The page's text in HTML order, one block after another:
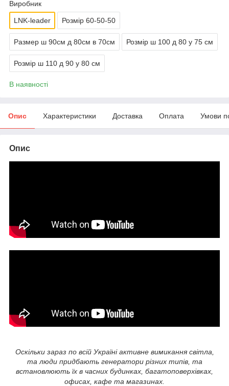
Виробник
LNK-leader Розмір 60-50-50
Размер ш 90см д 80см в 70см Розмір ш 100 д 80 у 75 см
Розмір ш 110 д 90 у 80 см
В наявності
Опис Характеристики Доставка Оплата Умови
Опис
Оскільки зараз по всій Україні активне вимикання світла,
та люди придбають генератори різних типів, та
встановлюють їх в часних будинках, багатоповерхівках,
офисах, кафе та магазинах.